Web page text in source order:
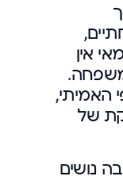
אין
האמיתי,
של
נושים